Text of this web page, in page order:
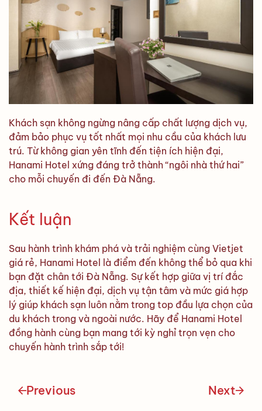
Khách sạn không ngừng nâng cấp chất lượng dịch vụ,
đảm bảo phục vụ tốt nhất mọi nhu cầu của khách lưu
trú. Từ không gian yên tĩnh đến tiện ích hiện đại,
Hanami Hotel xứng đáng trở thành “ngôi nhà thứ hai”
cho mỗi chuyến đi đến Đà Nẵng.
Kết luận
Sau hành trình khám phá và trải nghiệm cùng Vietjet
giá rẻ, Hanami Hotel là điểm đến không thể bỏ qua khi
bạn đặt chân tới Đà Nẵng. Sự kết hợp giữa vị trí đắc
địa, thiết kế hiện đại, dịch vụ tận tâm và mức giá hợp
lý giúp khách sạn luôn nằm trong top đầu lựa chọn của
du khách trong và ngoài nước. Hãy để Hanami Hotel
đồng hành cùng bạn mang tới kỳ nghỉ trọn vẹn cho
chuyến hành trình sắp tới!
Previous Next